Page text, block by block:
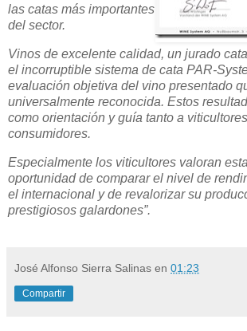
las catas más importantes
del sector.
Vinos de excelente calidad, un jurado
el incorruptible sistema de cata PAR-
evaluación objetiva del vino presentado
universalmente reconocida. Estos
como orientación y guía tanto a
consumidores.
Especialmente los viticultores valoran
oportunidad de comparar el nivel de
el internacional y de revalorizar su
prestigiosos galardones”.
José Alfonso Sierra Salinas en 01:23
Compartir